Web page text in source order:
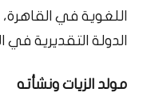
اللغوية في
الدولة التقديرية في الآداب
مولد الزيات ونشأته